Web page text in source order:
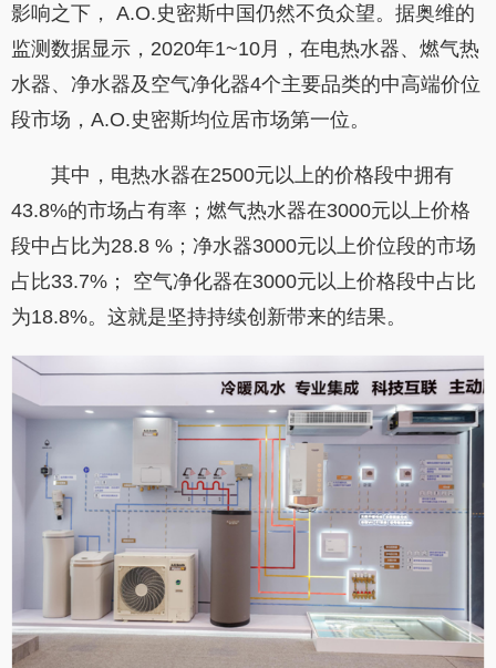
影响之下， A.O.史密斯中国仍然不负众望。据奥维的
监测数据显示，2020年1~10月，在电热水器、燃气热
水器、净水器及空气净化器4个主要品类的中高端价位
段市场，A.O.史密斯均位居市场第一位。
其中，电热水器在2500元以上的价格段中拥有
43.8%的市场占有率；燃气热水器在3000元以上价格
段中占比为28.8 %；净水器3000元以上价位段的市场
占比33.7%； 空气净化器在3000元以上价格段中占比
为18.8%。这就是坚持持续创新带来的结果。